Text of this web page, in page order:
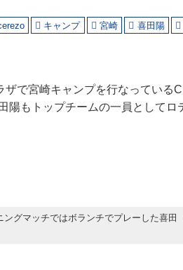
キャンプ 宮崎 喜田陽
で宮崎キャンプを行なっている
陽もトップチームの一員としてロ
ングマッチではボランチでプレーした喜